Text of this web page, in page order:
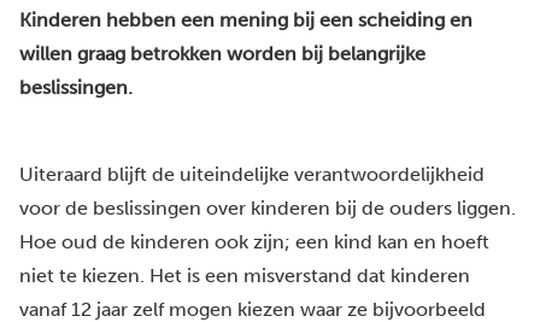
Kinderen hebben een mening bij een scheiding en
willen graag betrokken worden bij belangrijke
beslissingen.
Uiteraard blijft de uiteindelijke verantwoordelijkheid
voor de beslissingen over kinderen bij de ouders liggen.
Hoe oud de kinderen ook zijn; een kind kan en hoeft
niet te kiezen. Het is een misverstand dat kinderen
vanaf 12 jaar zelf mogen kiezen waar ze bijvoorbeeld